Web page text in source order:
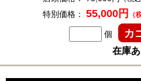
特別価格： 55,000円 （
個
在庫あ